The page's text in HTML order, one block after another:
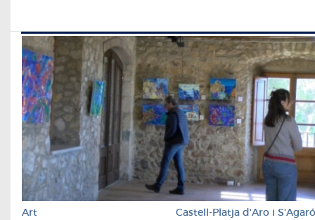
Art Castell-Platja d'Aro i S'Agaró